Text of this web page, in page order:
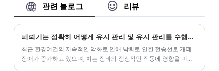
유지 보수 및 작동이 쉬울 수 있습니다. 다기
도어가 아래쪽으로 개구부가 있고, 작업 플랫
폼이 위치한 벽에는 상부 도어 개구부가 있으
며 안테나 브래킷은 작업 플랫폼의 울타리에
고정되어 있습니다.
관련 블로그 리뷰
피뢰기는 정확히 어떻게 유지 관리 및 유지 관리를 수행해야 합니까?
최근 환경여건의 지속적인 악화로 인해 낙뢰로 인한 전송선로 개폐
장애가 증가하고 있으며, 이는 장비의 정상적인 작동에 영향을 미칠